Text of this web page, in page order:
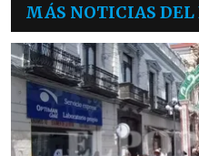
MÁS NOTICIAS